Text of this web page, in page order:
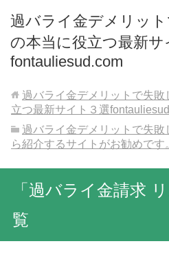
過バライ金デメリッ
の本当に役立つ最新サ
fontauliesud.com
過バライ金デメリットで失
立つ最新サイト３選
過バライ金デメリットで失
ら紹介するサイトがお勧めです
「過バライ金請求
覧